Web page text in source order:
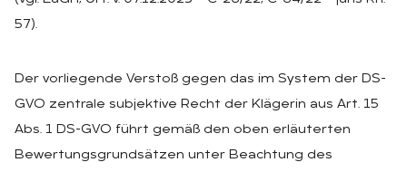
57).
Der vorliegende Verstoß gegen das im System der DS-
GVO zentrale subjektive Recht der Klägerin aus Art. 15
Abs. 1 DS-GVO führt gemäß den oben erläuterten
Bewertungsgrundsätzen unter Beachtung des